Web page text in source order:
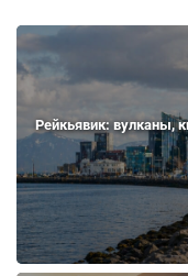
Рейкьявик: вулканы,